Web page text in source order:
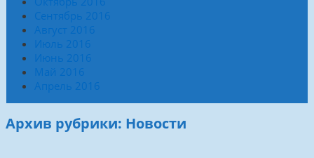
Сентябрь 2016
Август 2016
Июль 2016
Июнь 2016
Май 2016
Апрель 2016
Архив рубрики: Новости